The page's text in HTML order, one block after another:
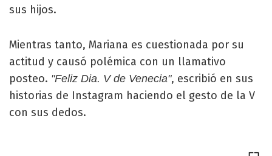
sus hijos.
Mientras tanto, Mariana es cuestionada por su
actitud y causó polémica con un llamativo
posteo. "Feliz Dia. V de Venecia", escribió en sus
historias de Instagram haciendo el gesto de la V
con sus dedos.